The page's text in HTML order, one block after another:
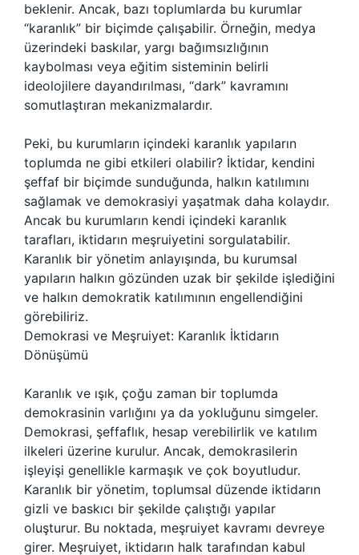
beklenir. Ancak, bazı toplumlarda bu kurumlar
“karanlık” bir biçimde çalışabilir. Örneğin, medya
üzerindeki baskılar, yargı bağımsızlığının
kaybolması veya eğitim sisteminin belirli
ideolojilere dayandırılması, “dark” kavramını
somutlaştıran mekanizmalardır.
Peki, bu kurumların içindeki karanlık yapıların
toplumda ne gibi etkileri olabilir? İktidar, kendini
şeffaf bir biçimde sunduğunda, halkın katılımını
sağlamak ve demokrasiyi yaşatmak daha kolaydır.
Ancak bu kurumların kendi içindeki karanlık
tarafları, iktidarın meşruiyetini sorgulatabilir.
Karanlık bir yönetim anlayışında, bu kurumsal
yapıların halkın gözünden uzak bir şekilde işlediğini
ve halkın demokratik katılımının engellendiğini
görebiliriz.
Demokrasi ve Meşruiyet: Karanlık İktidarın
Dönüşümü
Karanlık ve ışık, çoğu zaman bir toplumda
demokrasinin varlığını ya da yokluğunu simgeler.
Demokrasi, şeffaflık, hesap verebilirlik ve katılım
ilkeleri üzerine kurulur. Ancak, demokrasilerin
işleyişi genellikle karmaşık ve çok boyutludur.
Karanlık bir yönetim, toplumsal düzende iktidarın
gizli ve baskıcı bir şekilde çalıştığı yapılar
oluşturur. Bu noktada, meşruiyet kavramı devreye
girer. Meşruiyet, iktidarın halk tarafından kabul